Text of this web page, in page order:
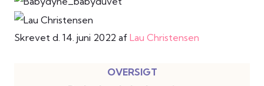
Skrevet d. 14. juni 2022 af Lau Christensen